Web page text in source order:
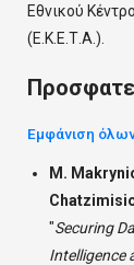
Εθνικού
(Ε.Κ.Ε.Τ.Α.).
Εμφάνιση
M.
"Securing
Intelligence